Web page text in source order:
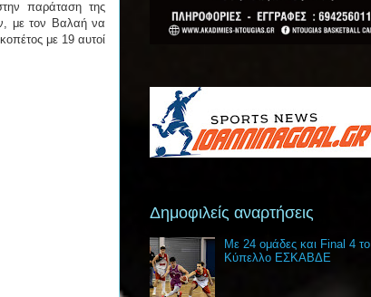
παράταση της
με τον Βαλαή να
με 19 αυτοί
Δημοφιλείς αναρτήσεις
Με 24 ομάδες και Final 4 το
Κύπελλο ΕΣΚΑΒΔΕ